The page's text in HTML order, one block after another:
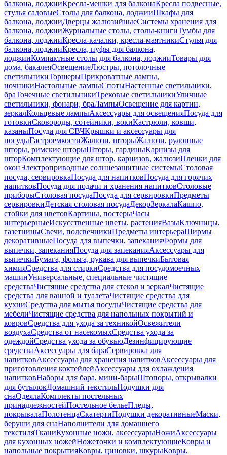
балкона, лоджииКресла-мешки для балконаКресла подвесные,
стулья садовыеСтолы для балкона, лоджииШкафы для
балкона, лоджииДверцы жалюзийныеСистемы хранения для
балкона, лоджииЖурнальные столы, столы-книгиТумбы для
балкона, лоджииКресла-качалки, кресла-маятникиСтулья для
балкона, лоджииКресла, пуфы для балкона,
лоджииКомпактные столы для балкона, лоджииТовары для
дома, бакалеяОсвещениеЛюстры, потолочные
светильникиТоршерыПрикроватные лампы,
ночникиНастольные лампыСпотыНастенные светильники,
браТочечные светильникиТрековые светильникиУличные
светильники, фонари, браЛампыОсвещение для картин,
зеркалКольцевые лампыАксессуары для освещенияПосуда для
готовкиСковороды, сотейники, вокиКастрюли, ковши,
казаныПосуда для СВЧКрышки и аксессуары для
посудыГастроемкостиЖалюзи, шторыЖалюзи, рулонные
шторы, римские шторыШторы, гардиныКарнизы для
шторКомплектующие для штор, карнизов, жалюзиПленки для
оконЭлектроприводные солнцезащитные системыСтоловая
посуда, сервировкаПосуда для напитковПосуда для горячих
напитковПосуда для подачи и хранения напитковСтоловые
приборыСтоловая посудаПосуда для сервировкиПредметы
сервировкиДетская столовая посудаДекорЗеркалаКашпо,
стойки для цветовКартины, постерыЧасы
интерьерныеИскусственные цветы, растенияВазыКлючницы,
газетницыСвечи, подсвечникиПредметы интерьераШирмы
декоративныеПосуда для выпечки, запеканияФормы для
выпечки, запеканияПосуда для запеканияАксессуары для
выпечкиБумага, фольга, рукава для выпечкиБытовая
химияСредства для стиркиСредства для посудомоечных
машинУниверсальные, специальные чистящие
средстваЧистящие средства для стекол и зеркалЧистящие
средства для ванной и туалетаЧистящие средства для
кухниСредства для мытья посудыЧистящие средства для
мебелиЧистящие средства для напольных покрытий и
ковровСредства для ухода за техникойОсвежители
воздухаСредства от насекомыхСредства ухода за
одеждойСредства ухода за обувьюДезинфицирующие
средстваАксессуары для бараСервировка для
напитковАксессуары для хранения напитковАксессуары для
приготовления коктейлейАксессуары для охлаждения
напитковНаборы для бара, мини-барыШтопоры, открывалки
для бутылокДомашний текстильПодушки для
снаОдеялаКомплекты постельных
принадлежностейПостельное бельеПледы,
покрывалаПолотенцаСкатертиПодушки декоративныеМаски,
беруши для снаНаполнители для домашнего
текстиляТканиКухонные ножи, аксессуарыНожиАксессуары
для кухонных ножейНожеточки и комплектующиеКовры и
напольные покрытияКовры, циновки, шкурыКовры,